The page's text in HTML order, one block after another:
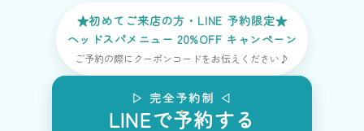
★初めてご来店の方・LINE 予約限定★
ヘッドスパメニュー 20%OFF キャンペーン
ご予約の際にクーポンコードをお伝えください♪
▷ 完全予約制 ◁
LINEで予約する